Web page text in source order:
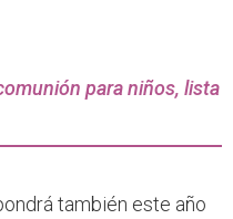
para niños, lista
también este año